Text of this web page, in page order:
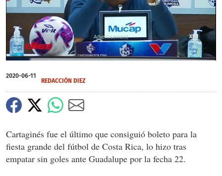
of
1
35
seconds
X
2020-06-11
REDACCIÓN DIEZ
Cartaginés fue el último que consiguió boleto para la
fiesta grande del fútbol de Costa Rica, lo hizo tras
empatar sin goles ante Guadalupe por la fecha 22.